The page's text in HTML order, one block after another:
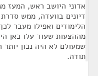
אדוני היושב ראש, המעז
דיונים בוועדה, ממש
הלימודים ואפילו מעבר
מההצעות שעוד עלו כאן
שמעולם לא היה נכון
תודה.